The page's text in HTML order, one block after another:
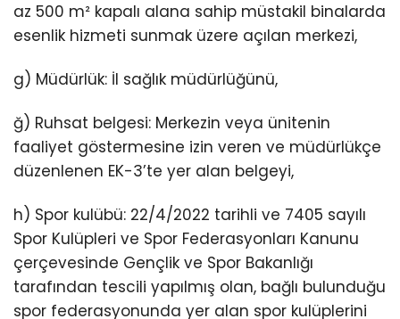
az 500 m² kapalı alana sahip müstakil binalarda
esenlik hizmeti sunmak üzere açılan merkezi,
g) Müdürlük: İl sağlık müdürlüğünü,
ğ) Ruhsat belgesi: Merkezin veya ünitenin
faaliyet göstermesine izin veren ve müdürlükçe
düzenlenen EK-3’te yer alan belgeyi,
h) Spor kulübü: 22/4/2022 tarihli ve 7405 sayılı
Spor Kulüpleri ve Spor Federasyonları Kanunu
çerçevesinde Gençlik ve Spor Bakanlığı
tarafından tescili yapılmış olan, bağlı bulunduğu
spor federasyonunda yer alan spor kulüplerini